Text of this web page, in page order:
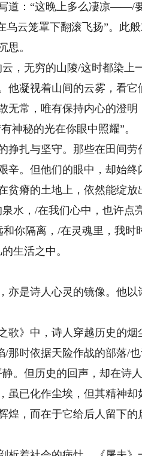
道：“这晚上多么凄凉——/
云笼罩下翻滚飞扬”。此
思。
无穷的山陵/这时都染上
他凝视着山间的云雾，看它
无常，唯有保持内心的澄明
神秘的光在你眼中照耀”。
扎与坚守。那些在田间劳
辛。但他们的眼中，却始终
瘠的土地上，依然能绽放
水，/在我们心中，也许点
你隔离，/在灵魂里，我时
生活之中。
是诗人心灵的镜像。他以
》中，诗人穿越历史的烟
那时依据天险作战的部落/
。但历史的回声，却在诗
已化作尘埃，但其精神却
煌，而在于它给后人留下的